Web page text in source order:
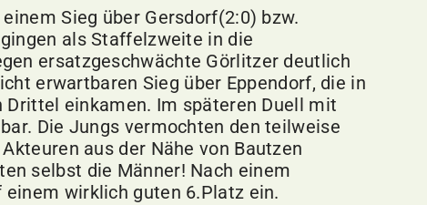
Sieg über Gersdorf(2:0) bzw.
als Staffelzweite in die
ersatzgeschwächte Görlitzer deutlich
erwartbaren Sieg über Eppendorf, die in
einkamen. Im späteren Duell mit
Die Jungs vermochten den teilweise
aus der Nähe von Bautzen
selbst die Männer! Nach einem
wirklich guten 6.Platz ein.